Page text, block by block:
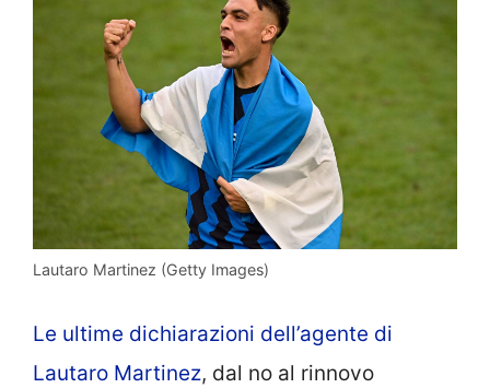
Lautaro Martinez (Getty Images)
Le ultime dichiarazioni dell’agente di
Lautaro Martinez, dal no al rinnovo